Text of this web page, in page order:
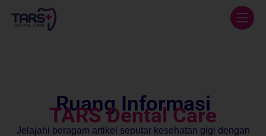
Ruang Informasi
TARS Dental Care
Jelajahi beragam artikel seputar kesehatan gigi dengan